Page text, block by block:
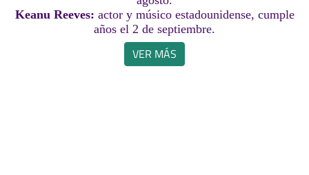
Keanu Reeves: actor y músico estadounidense, cumple
años el 2 de septiembre.
VER MÁS